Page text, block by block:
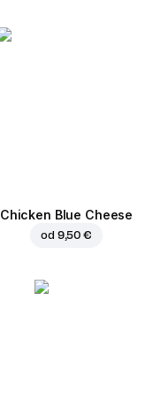
Chicken Blue Cheese
od 9,50 €